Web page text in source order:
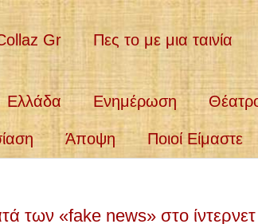
Gr Πες το με μια ταινία
Ελλάδα Ενημέρωση
Άποψη Ποιοί Είμαστε
των «fake news» στο ίντερνετ